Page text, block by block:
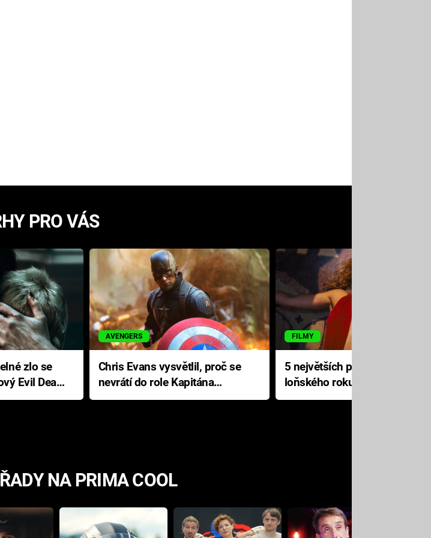
PRO VÁS
Evil Dead
AVENGERS
Chris Evans vysvětlil, proč se
nevrátí do role Kapitána
Ameriky
FILMY
5 největších propadáků
loňského roku: Disney na
jediné katastrofě prodělal 200
NA PRIMA COOL